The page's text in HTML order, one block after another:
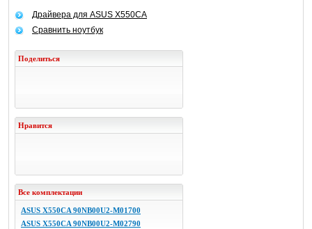
Драйвера для ASUS X550CA
Сравнить ноутбук
Поделиться
Нравится
Все комплектации
ASUS X550CA 90NB00U2-M01700
ASUS X550CA 90NB00U2-M02790